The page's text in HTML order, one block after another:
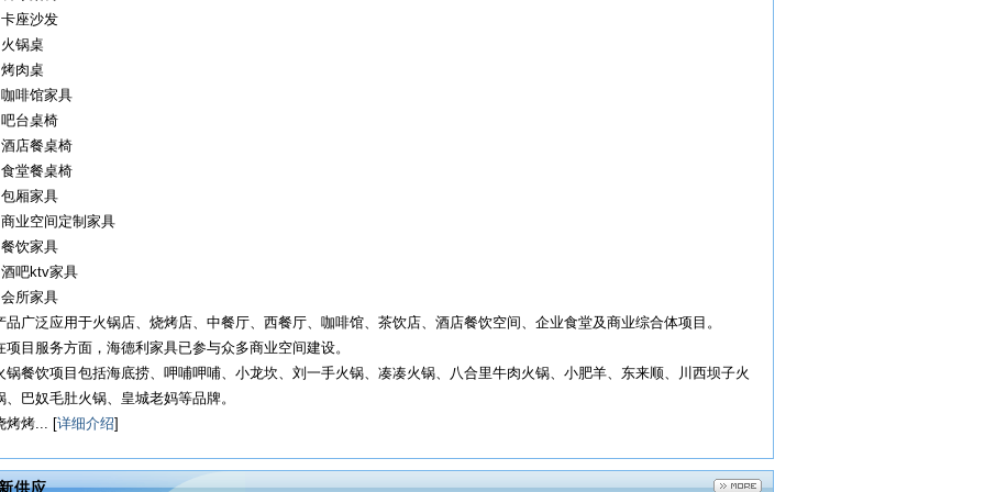
卡座沙发
火锅桌
烤肉桌
咖啡馆家具
吧台桌椅
酒店餐桌椅
食堂餐桌椅
包厢家具
商业空间定制家具
餐饮家具
酒吧ktv家具
会所家具
品广泛应用于火锅店、烧烤店、中餐厅、西餐厅、咖啡馆、茶饮店、酒店餐饮空间、企业食堂及商业综合体项目。
项目服务方面，海德利家具已参与众多商业空间建设。
锅餐饮项目包括海底捞、呷哺呷哺、小龙坎、刘一手火锅、凑凑火锅、八合里牛肉火锅、小肥羊、东来顺、川西坝子火
、巴奴毛肚火锅、皇城老妈等品牌。
烤烤... [详细介绍]
供应